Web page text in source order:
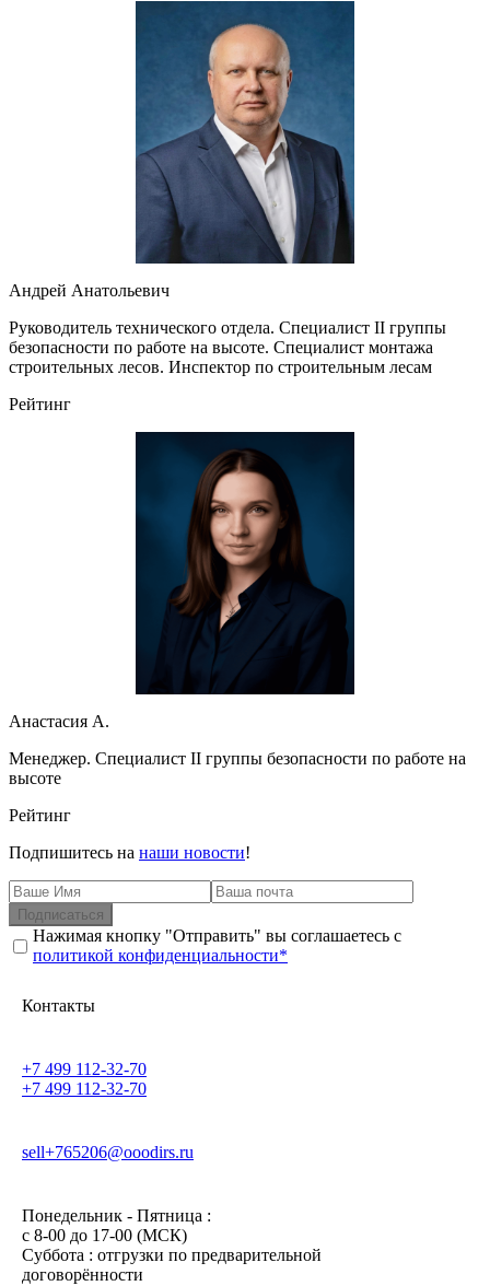
Андрей Анатольевич
Руководитель технического отдела. Специалист II группы
безопасности по работе на высоте. Специалист монтажа
строительных лесов. Инспектор по строительным лесам
Рейтинг
Анастасия А.
Менеджер. Специалист II группы безопасности по работе на
высоте
Рейтинг
Подпишитесь на наши новости!
Подписаться
Нажимая кнопку "Отправить" вы соглашаетесь с
политикой конфиденциальности*
Контакты
+7 499 112-32-70
+7 499 112-32-70
sell+765206@ooodirs.ru
Понедельник - Пятница :
c 8-00 до 17-00 (МСК)
Суббота : отгрузки по предварительной
договорённости